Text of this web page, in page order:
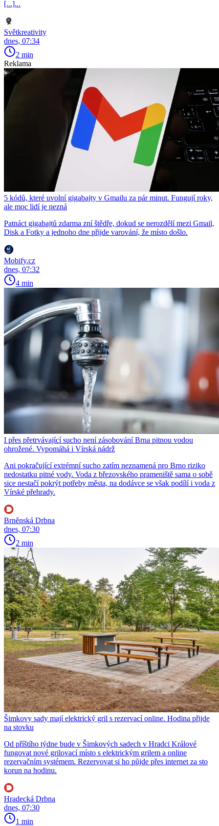
[...]...
Světkreativity
dnes, 07:34
2 min
Reklama
5 kódů, které uvolní gigabajty v Gmailu za pár minut. Fungují roky,
ale moc lidí je nezná
Patnáct gigabajtů zdarma zní štědře, dokud se nerozdělí mezi Gmail,
Disk a Fotky a jednoho dne přijde varování, že místo došlo.
Mobify.cz
dnes, 07:32
4 min
I přes přetrvávající sucho není zásobování Brna pitnou vodou
ohrožené. Vypomáhá i Vírská nádrž
Ani pokračující extrémní sucho zatím neznamená pro Brno riziko
nedostatku pitné vody. Voda z březovského prameniště sama o sobě
sice nestačí pokrýt potřeby města, na dodávce se však podílí i voda z
Vírské přehrady.
Brněnská Drbna
dnes, 07:30
2 min
Šimkovy sady mají elektrický gril s rezervací online. Hodina přijde
na stovku
Od příštího týdne bude v Šimkových sadech v Hradci Králové
fungovat nové grilovací místo s elektrickým grilem a online
rezervačním systémem. Rezervovat si ho půjde přes internet za sto
korun na hodinu.
Hradecká Drbna
dnes, 07:30
1 min